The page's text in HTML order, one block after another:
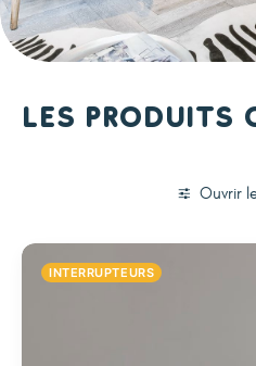
Les produits
Ouvrir
INTERRUPTEURS